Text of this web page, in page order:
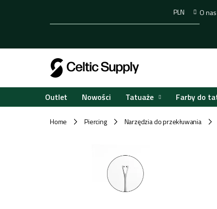
O nas
PLN
Outlet Nowości Tatuaże Farby do
Home / Piercing / Narzędzia do przekłuwania /